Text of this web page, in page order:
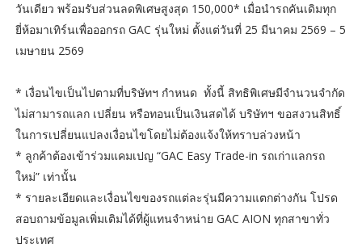
วันเดียว พร้อมรับส่วนลดพิเศษสูงสุด 150,000* เมื่อนำรถคันเดิมทุก
ยี่ห้อมาเทิร์นเพื่อออกรถ GAC รุ่นใหม่ ตั้งแต่วันที่ 25 มีนาคม 2569 – 5
เมษายน 2569
* เงื่อนไขเป็นไปตามที่บริษัทฯ กำหนด ทั้งนี้ สิทธิพิเศษมีจำนวนจำกัด
ไม่สามารถแลก เปลี่ยน หรือทอนเป็นเงินสดได้ บริษัทฯ ขอสงวนสิทธิ์
ในการเปลี่ยนแปลงเงื่อนไขโดยไม่ต้องแจ้งให้ทราบล่วงหน้า
* ลูกค้าต้องเข้าร่วมแคมเปญ “GAC Easy Trade-in รถเก่าแลกรถ
ใหม่” เท่านั้น
* รายละเอียดและเงื่อนไขของรถแต่ละรุ่นมีความแตกต่างกัน โปรด
สอบถามข้อมูลเพิ่มเติมได้ที่ผู้แทนจำหน่าย GAC AION ทุกสาขาทั่ว
ประเทศ